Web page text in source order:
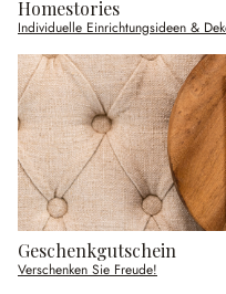
Homestories
Individuelle Einrichtungsideen &
Geschenkgutschein
Verschenken Sie Freude!